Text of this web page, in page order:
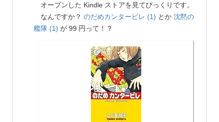
オープンした Kindle ストアを見てびっくりです。
なんですか？ のだめカンタービレ (1) とか 沈黙の
艦隊 (1) が 99 円って！？